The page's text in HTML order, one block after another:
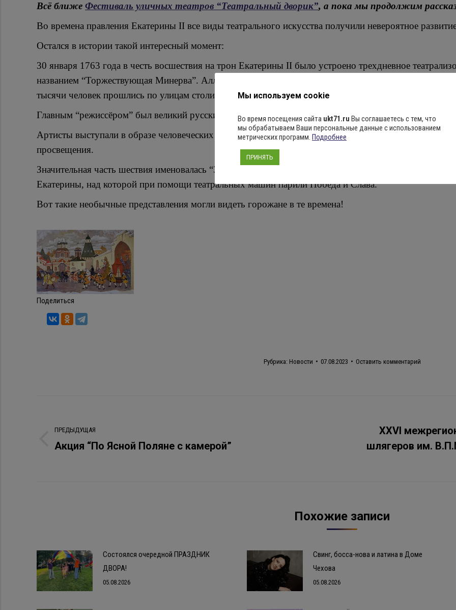
Всё ближе Фестиваль уличных театров “Театральный дворик”, а пока мы продолжим
Во времена правления Екатерины II все виды театрального искусства получили невероятное
Остался в истории такой интересный момент:
30 января 1763 года в честь восшествия на трон Екатерины II было устроено трехдневное
названием “Торжествующая Минерва”. Аллегорическое действо, возвеличивающее императрицу,
тысячи человек прошлись по улицам столицы.
Главным “режиссёром” был великий русский актёр Фёдор Волков; тексты для хоров писали
Артисты выступали в образе человеческих пороков — лени, пьянства, мотовства — и высоких
просвещения.
Значительная часть шествия именовалась “Золотым веком”. Парад античных богов на колесницах
Екатерины, над которой при помощи театральных машин парили Победа и Слава.
Вот такие необычные представления могли видеть горожане в те времена!
Поделиться
Рубрика: Новости 07.08.2023 Оставить комментарий
по
записям
ПРЕДЫДУЩАЯ
Предыдущая
Акция “По Ясной Поляне с камерой”
Следующая
XXVI
шлягеров им.
Похожие записи
Состоялся очередной ПРАЗДНИК
ДВОРА!
05.08.2026
Свинг, босса-нова и латина в Доме
Чехова
05.08.2026
Мы используем cookie
Во время посещения сайта ukt71.ru Вы соглашаетесь с тем, что
мы обрабатываем Ваши персональные данные с использованием
метрических программ. Подробнее
ПРИНЯТЬ